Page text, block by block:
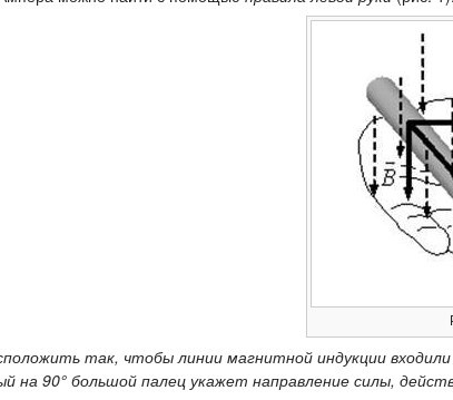
так, чтобы линии магнитной индукции
на 90° большой палец укажет направление силы,